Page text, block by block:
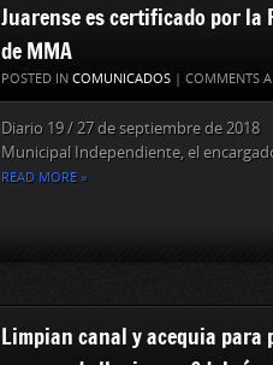
Juarense es certificado por
de MMA
POSTED IN COMUNICADOS | COMMENTS
Diario 19 / 27 de septiembre de
Municipal Independiente, el
READ MORE »
Limpian canal y acequia